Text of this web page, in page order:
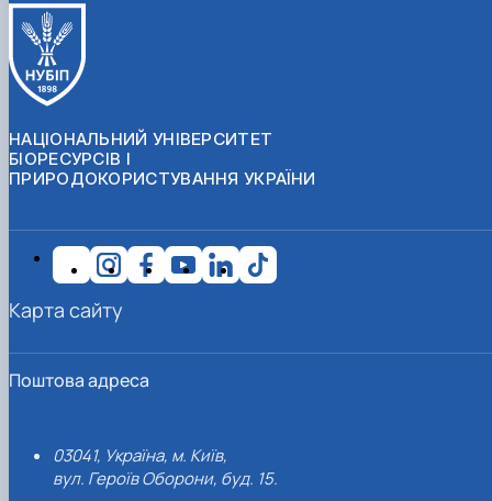
НАЦІОНАЛЬНИЙ УНІВЕРСИТЕТ
БІОРЕСУРСІВ І
ПРИРОДОКОРИСТУВАННЯ УКРАЇНИ
Поштова адреса
03041, Україна, м. Київ,
вул. Героїв Оборони, буд. 15.
Карта сайту